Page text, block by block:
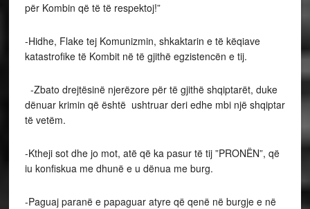
për Kombin që të të respektoj!”
-Hidhe, Flake tej Komunizmin, shkaktarin e të këqiave
katastrofike të Kombit në të gjithë egzistencën e tij.
-Zbato drejtësinë njerëzore për të gjithë shqiptarët, duke
dënuar krimin që është ushtruar deri edhe mbi një shqiptar
të vetëm.
-Ktheji sot dhe jo mot, atë që ka pasur të tij ”PRONËN”, që
iu konfiskua me dhunë e u dënua me burg.
-Paguaj paranë e papaguar atyre që qenë në burgje e në